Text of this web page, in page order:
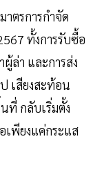
าตรการกำจัด
ทั้งการรับซื้อ
ล่า และการส่ง
เสียงสะท้อน
ที่ กลับเริ่มตั้ง
เพียงแค่กระแส